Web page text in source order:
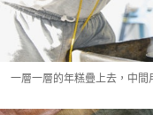
一層一層的年糕疊上去，中間